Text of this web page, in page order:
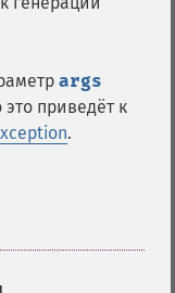
args
приведёт к
.